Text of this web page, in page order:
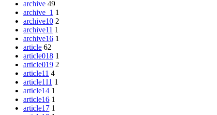
archive 49
archive_1 1
archive10 2
archive11 1
archive16 1
article 62
article018 1
article019 2
article11 4
article111 1
article14 1
article16 1
article17 1